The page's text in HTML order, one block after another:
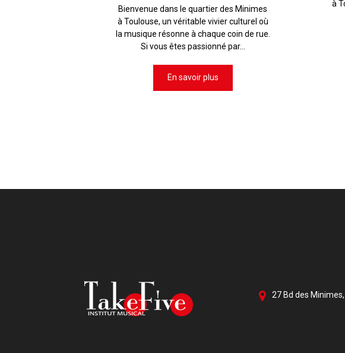
Bienvenue dans le quartier des Minimes
à Toulouse, un véritable vivier culturel où
la musique résonne à chaque coin de rue.
Si vous êtes passionné par...
En savoir plus
à
27 Bd des